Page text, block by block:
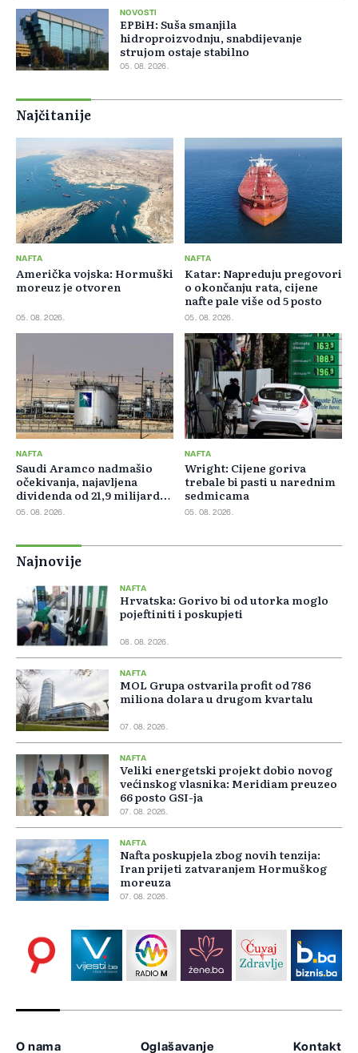
NOVOSTI
EPBiH: Suša smanjila
hidroproizvodnju, snabdijevanje
strujom ostaje stabilno
05. 08. 2026.
Najčitanije
NAFTA
Američka vojska: Hormuški
moreuz je otvoren
05. 08. 2026.
NAFTA
Katar: Napreduju pregovori
o okončanju rata, cijene
nafte pale više od 5 posto
05. 08. 2026.
NAFTA
Saudi Aramco nadmašio
očekivanja, najavljena
dividenda od 21,9 milijardi
dolara
05. 08. 2026.
NAFTA
Wright: Cijene goriva
trebale bi pasti u narednim
sedmicama
05. 08. 2026.
Najnovije
NAFTA
Hrvatska: Gorivo bi od utorka moglo
pojeftiniti i poskupjeti
08. 08. 2026.
NAFTA
MOL Grupa ostvarila profit od 786
miliona dolara u drugom kvartalu
07. 08. 2026.
NAFTA
Veliki energetski projekt dobio novog
većinskog vlasnika: Meridiam preuzeo
66 posto GSI-ja
07. 08. 2026.
NAFTA
Nafta poskupjela zbog novih tenzija:
Iran prijeti zatvaranjem Hormuškog
moreuza
07. 08. 2026.
O nama Oglašavanje Kontakt